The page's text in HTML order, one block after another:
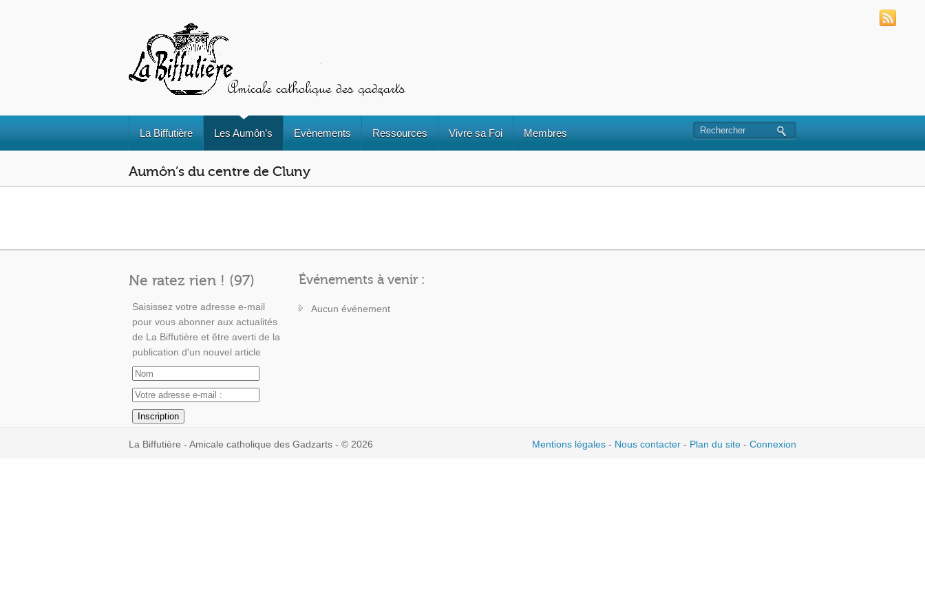
La Biffutière Les Aumôn’s Evènements Ressources Vivre sa Foi Membres
Aumôn’s du centre de Cluny
Ne ratez rien ! (97)
Saisissez votre adresse e-mail
pour vous abonner aux actualités
de La Biffutière et être averti de la
publication d'un nouvel article
Événements à venir :
Aucun événement
La Biffutière - Amicale catholique des Gadzarts - © 2026 Mentions légales - Nous contacter - Plan du site -Connexion